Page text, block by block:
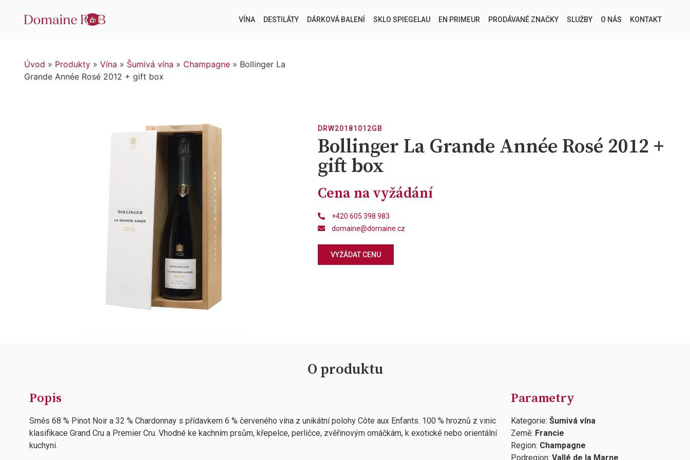
VÍNA DESTILÁTY DÁRKOVÁ BALENÍ SKLO SPIEGELAU EN PRIMEUR PRODÁVANÉ ZNAČKY SLUŽBY O NÁS KONTAKT
Úvod » Produkty » Vína » Šumivá vína » Champagne » Bollinger La
Grande Année Rosé 2012 + gift box
DRW20181012GB
Bollinger La Grande Année Rosé 2012 +
gift box
Cena na vyžádání
+420 605 398 983
domaine@domaine.cz
VYŽÁDAT CENU
O produktu
Popis
Směs 68 % Pinot Noir a 32 % Chardonnay s přídavkem 6 % červeného vína z unikátní polohy Côte aux Enfants. 100 % hroznů z vinic
klasifikace Grand Cru a Premier Cru. Vhodné ke kachním prsům, křepelce, perličce, zvěřinovým omáčkám, k exotické nebo orientální
kuchyni.
Parametry
Kategorie: Šumivá vína
Země: Francie
Region: Champagne
Podregion: Vallé de la Marne